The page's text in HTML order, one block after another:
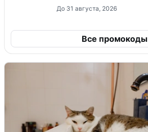
До 31 августа, 2026
Все промокоды